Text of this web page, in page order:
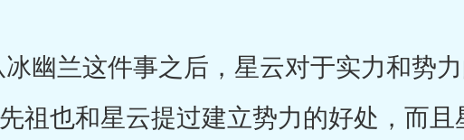
兰这件事之后，星云对于实力和势力
祖也和星云提过建立势力的好处，而